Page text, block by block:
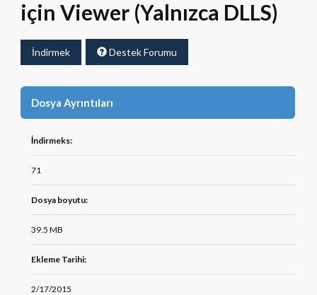
için Viewer (Yalnızca DLLS)
İndirmek Destek Forumu
Dosya Ayrıntıları
İndirmeks:
71
Dosya boyutu:
39.5 MB
Ekleme Tarihi:
2/17/2015